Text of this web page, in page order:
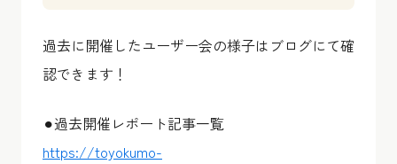
過去に開催したユーザー会の様子はブログにて確
認できます！
⚫︎過去開催レポート記事一覧
https://toyokumo-